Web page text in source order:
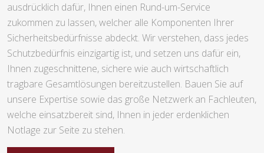
ausdrücklich dafür, Ihnen einen Rund-um-Service
zukommen zu lassen, welcher alle Komponenten Ihrer
Sicherheitsbedürfnisse abdeckt. Wir verstehen, dass jedes
Schutzbedürfnis einzigartig ist, und setzen uns dafür ein,
Ihnen zugeschnittene, sichere wie auch wirtschaftlich
tragbare Gesamtlösungen bereitzustellen. Bauen Sie auf
unsere Expertise sowie das große Netzwerk an Fachleuten,
welche einsatzbereit sind, Ihnen in jeder erdenklichen
Notlage zur Seite zu stehen.